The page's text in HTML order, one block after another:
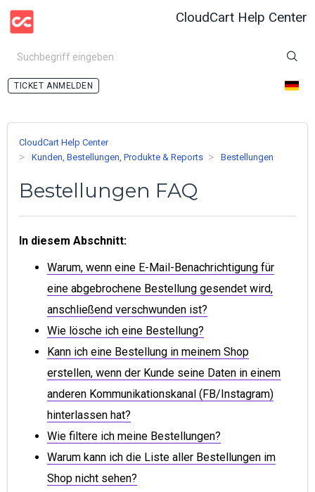
CloudCart Help Center
ANMELDEN
CloudCart Help Center
Kunden, Bestellungen, Produkte & Reports
Bestellungen
Bestellungen FAQ
In diesem Abschnitt:
Warum, wenn eine E-Mail-Benachrichtigung für
eine abgebrochene Bestellung gesendet wird,
anschließend verschwunden ist?
Wie lösche ich eine Bestellung?
Kann ich eine Bestellung in meinem Shop
erstellen, wenn der Kunde seine Daten in einem
anderen Kommunikationskanal (FB/Instagram)
hinterlassen hat?
Wie filtere ich meine Bestellungen?
Warum kann ich die Liste aller Bestellungen im
Shop nicht sehen?